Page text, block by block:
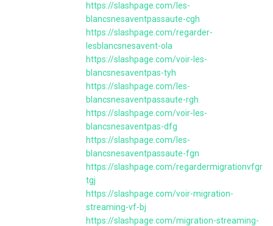
https://slashpage.com/les-
blancsnesaventpassaute-cgh
https://slashpage.com/regarder-
lesblancsnesavent-ola
https://slashpage.com/voir-les-
blancsnesaventpas-tyh
https://slashpage.com/les-
blancsnesaventpassaute-rgh
https://slashpage.com/voir-les-
blancsnesaventpas-dfg
https://slashpage.com/les-
blancsnesaventpassaute-fgn
https://slashpage.com/
tgj
https://slashpage.com/voir-migration-
streaming-vf-bj
https://slashpage.com/migration-streaming-